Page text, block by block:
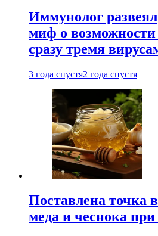
Иммунолог развеял
миф о возможности
сразу тремя
3 года спустя2 года спустя
Поставлена точка
меда и чеснока